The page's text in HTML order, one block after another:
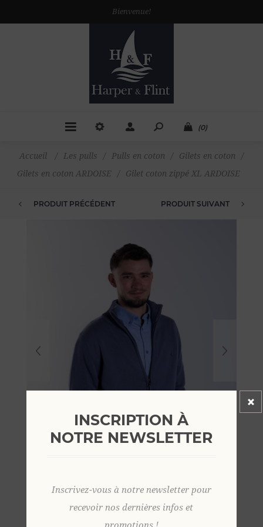
Bienvenue!
(0)
Accueil / Les pulls / Pulls en coton / Gilets en coton
/
Gilets en coton ARDOISE
/ Gilet coton zippé XL ARDOISE
PRODUIT PRÉCÉDENT PRODUIT SUIVANT
INSCRIPTION À
NOTRE NEWSLETTER
Inscrivez-vous à notre newsletter pour
recevoir nos dernières infos et